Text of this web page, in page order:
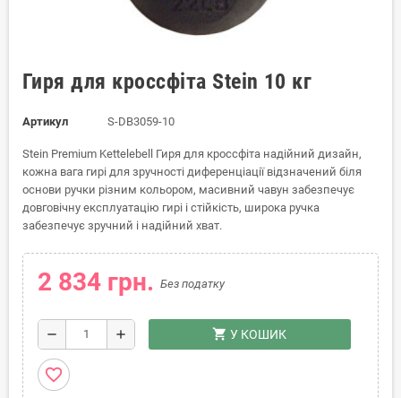
Гиря для кроссфіта Stein 10 кг
Артикул S-DB3059-10
Stein Premium Kettelebell Гиря для кроссфіта надійний дизайн,
кожна вага гирі для зручності диференціації відзначений біля
основи ручки різним кольором, масивний чавун забезпечує
довговічну експлуатацію гирі і стійкість, широка ручка
забезпечує зручний і надійний хват.
2 834 грн. Без податку
remove add shopping_cart У КОШИК
favorite_border